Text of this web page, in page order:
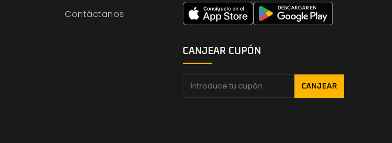
Contáctanos
CANJEAR CUPÓN
CANJEAR